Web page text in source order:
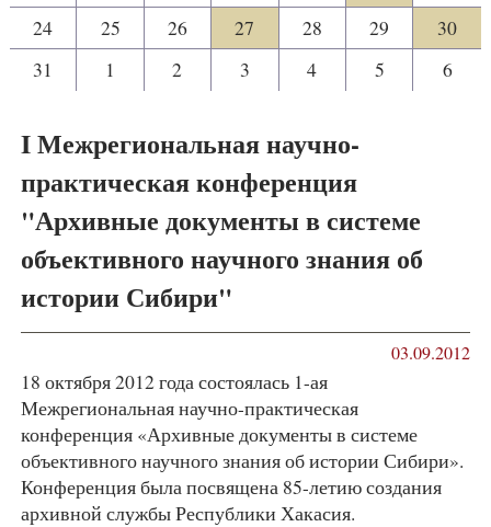
24
25 26 27 28 29
30
31
1 2 3 4 5 6
I Межрегиональная научно-
практическая конференция
"Архивные документы в системе
объективного научного знания об
истории Сибири"
03.09.2012
18 октября 2012 года состоялась 1-ая
Межрегиональная научно-практическая
конференция «Архивные документы в системе
объективного научного знания об истории Сибири».
Конференция была посвящена 85-летию создания
архивной службы Республики Хакасия.